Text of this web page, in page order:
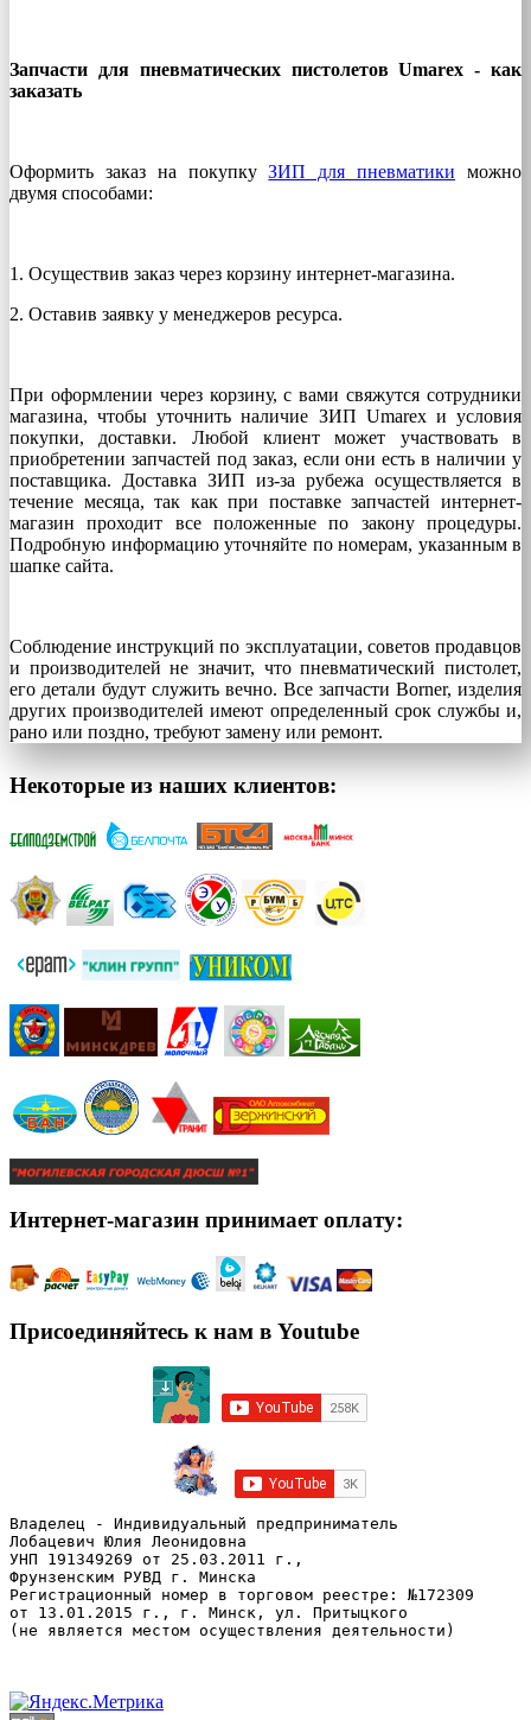
Запчасти для пневматических пистолетов Umarex - как
заказать
Оформить заказ на покупкуЗИП для пневматики можно
двумя способами:
1. Осуществив заказ через корзину интернет-магазина.
2. Оставив заявку у менеджеров ресурса.
При оформлении через корзину, с вами свяжутся сотрудники
магазина, чтобы уточнить наличие ЗИП Umarex и условия
покупки, доставки. Любой клиент может участвовать в
приобретении запчастей под заказ, если они есть в наличии у
поставщика. Доставка ЗИП из-за рубежа осуществляется в
течение месяца, так как при поставке запчастей интернет-
магазин проходит все положенные по закону процедуры.
Подробную информацию уточняйте по номерам, указанным в
шапке сайта.
Соблюдение инструкций по эксплуатации, советов продавцов
и производителей не значит, что пневматический пистолет,
его детали будут служить вечно. Все запчасти Borner, изделия
других производителей имеют определенный срок службы и,
рано или поздно, требуют замену или ремонт.
Некоторые из наших клиентов:
Интернет-магазин принимает оплату:
Присоединяйтесь к нам в Youtube
Владелец - Индивидуальный предприниматель
Лобацевич Юлия Леонидовна
УНП 191349269 от 25.03.2011 г.,
Фрунзенским РУВД г. Минска
Регистрационный номер в торговом реестре: №172309
от 13.01.2015 г., г. Минск, ул. Притыцкого
(не является местом осуществления деятельности)